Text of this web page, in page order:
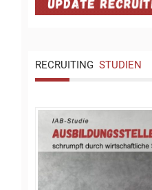
RECRUITING STUDIEN